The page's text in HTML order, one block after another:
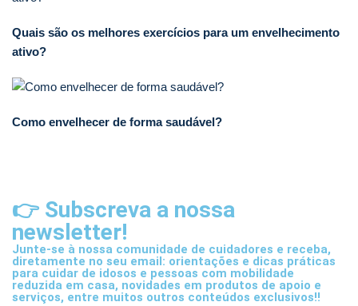
Quais são os melhores exercícios para um envelhecimento
ativo?
Como envelhecer de forma saudável?
👉 Subscreva a nossa
newsletter!
Junte-se à nossa comunidade de cuidadores e receba,
diretamente no seu email: orientações e dicas práticas
para cuidar de idosos e pessoas com mobilidade
reduzida em casa, novidades em produtos de apoio e
serviços, entre muitos outros conteúdos exclusivos!!